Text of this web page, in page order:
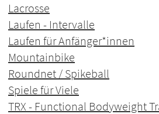
Lacrosse
Laufen - Intervalle
Laufen für Anfänger*innen
Mountainbike
Roundnet / Spikeball
Spiele für Viele
TRX - Functional Bodyweight